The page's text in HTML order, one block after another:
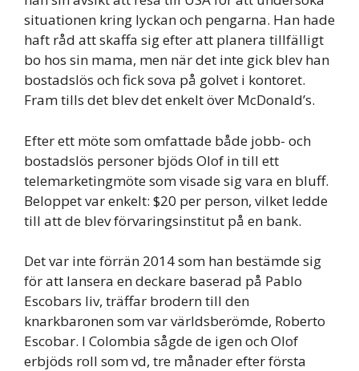
situationen kring lyckan och pengarna. Han hade
haft råd att skaffa sig efter att planera tillfälligt
bo hos sin mama, men när det inte gick blev han
bostadslös och fick sova på golvet i kontoret.
Fram tills det blev det enkelt över McDonald’s.
Efter ett möte som omfattade både jobb- och
bostadslös personer bjöds Olof in till ett
telemarketingmöte som visade sig vara en bluff.
Beloppet var enkelt: $20 per person, vilket ledde
till att de blev förvaringsinstitut på en bank.
Det var inte förrän 2014 som han bestämde sig
för att lansera en deckare baserad på Pablo
Escobars liv, träffar brodern till den
knarkbaronen som var världsberömde, Roberto
Escobar. I Colombia sågde de igen och Olof
erbjöds roll som vd, tre månader efter första